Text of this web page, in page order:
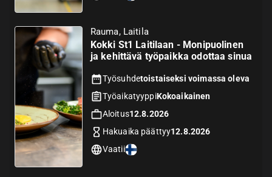
Rauma, Laitila
Kokki St1 Laitilaan - Monipuolinen
ja kehittävä työpaikka odottaa sinua
Työsuhdetoistaiseksi voimassa oleva
TyöaikatyyppiKokoaikainen
Aloitus12.8.2026
Hakuaika päättyy12.8.2026
Vaatii